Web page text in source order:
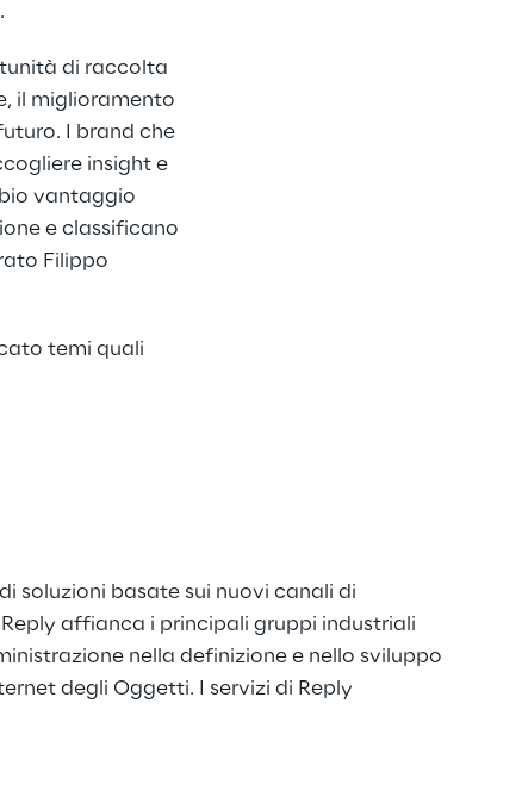
di raccolta
il miglioramento
I brand che
insight e
vantaggio
e classificano
Filippo
temi quali
soluzioni basate sui nuovi canali di
affianca i principali gruppi industriali
nella definizione e nello sviluppo
degli Oggetti. I servizi di Reply